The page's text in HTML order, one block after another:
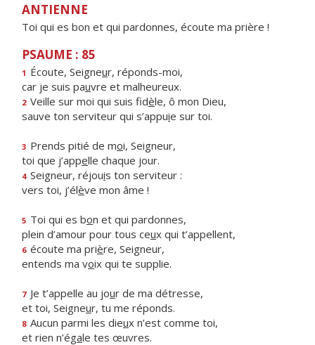
ANTIENNE
Toi qui es bon et qui pardonnes, écoute ma prière !
PSAUME : 85
1 Écoute, Seigneur, réponds-moi,
car je suis pauvre et malheureux.
2 Veille sur moi qui suis fidèle, ô mon Dieu,
sauve ton serviteur qui s’appuie sur toi.
3 Prends pitié de moi, Seigneur,
toi que j’appelle chaque jour.
4 Seigneur, réjouis ton serviteur :
vers toi, j’élève mon âme !
5 Toi qui es bon et qui pardonnes,
plein d’amour pour tous ceux qui t’appellent,
6 écoute ma prière, Seigneur,
entends ma voix qui te supplie.
7 Je t’appelle au jour de ma détresse,
et toi, Seigneur, tu me réponds.
8 Aucun parmi les dieux n’est comme toi,
et rien n’égale tes œuvres.